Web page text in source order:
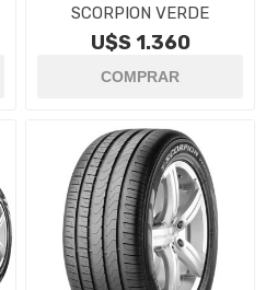
SCORPION VERDE
U$S 1.360